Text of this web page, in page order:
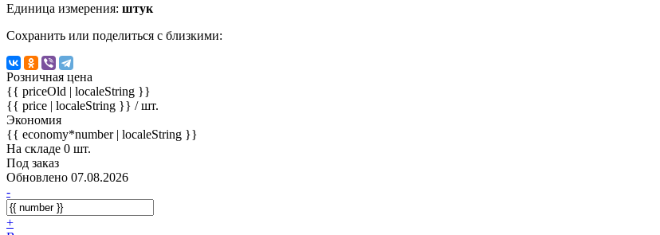
Единица измерения: штук
Сохранить или поделиться с близкими:
Розничная цена
{{ priceOld | localeString }}
{{ price | localeString }} / шт.
Экономия
{{ economy*number | localeString }}
На складе 0 шт.
Под заказ
Обновлено 07.08.2026
-
+